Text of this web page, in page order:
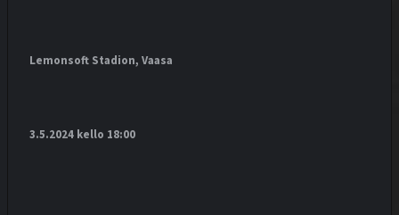
Lemonsoft Stadion, Vaasa
3.5.2024 kello 18:00